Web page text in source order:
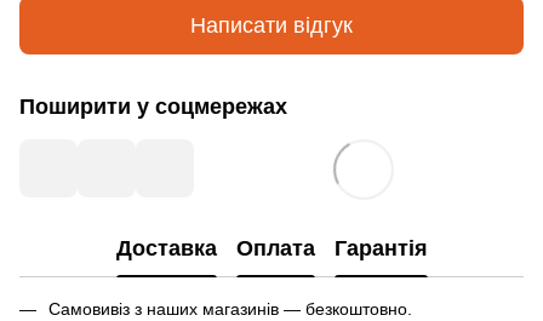
Написати відгук
Поширити у соцмережах
Доставка Оплата Гарантія
Самовивіз з наших магазинів — безкоштовно.